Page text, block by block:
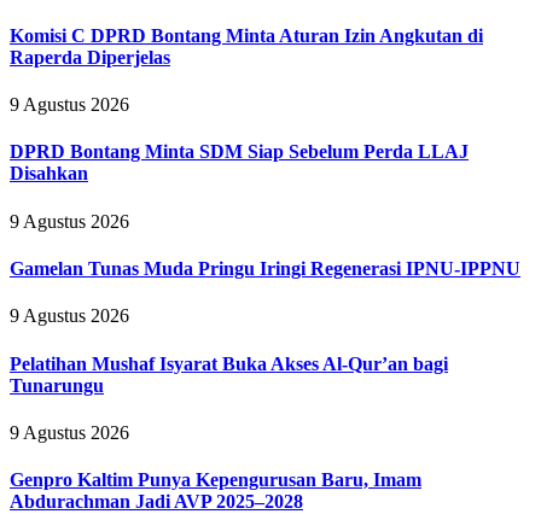
Komisi C DPRD Bontang Minta Aturan Izin Angkutan di
Raperda Diperjelas
9 Agustus 2026
DPRD Bontang Minta SDM Siap Sebelum Perda LLAJ
Disahkan
9 Agustus 2026
Gamelan Tunas Muda Pringu Iringi Regenerasi IPNU-IPPNU
9 Agustus 2026
Pelatihan Mushaf Isyarat Buka Akses Al-Qur’an bagi
Tunarungu
9 Agustus 2026
Genpro Kaltim Punya Kepengurusan Baru, Imam
Abdurachman Jadi AVP 2025–2028